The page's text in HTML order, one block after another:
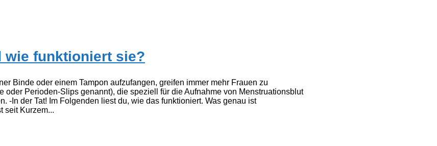
wie funktioniert sie?
Binde oder einem Tampon aufzufangen, greifen immer mehr Frauen zu
Perioden-Slips genannt), die speziell für die Aufnahme von Menstruationsblut
-In der Tat! Im Folgenden liest du, wie das funktioniert. Was genau ist
seit Kurzem...